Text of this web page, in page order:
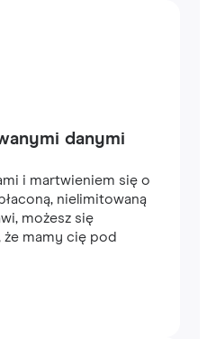
danymi
i martwieniem się o
nielimitowaną
możesz się
że mamy cię pod